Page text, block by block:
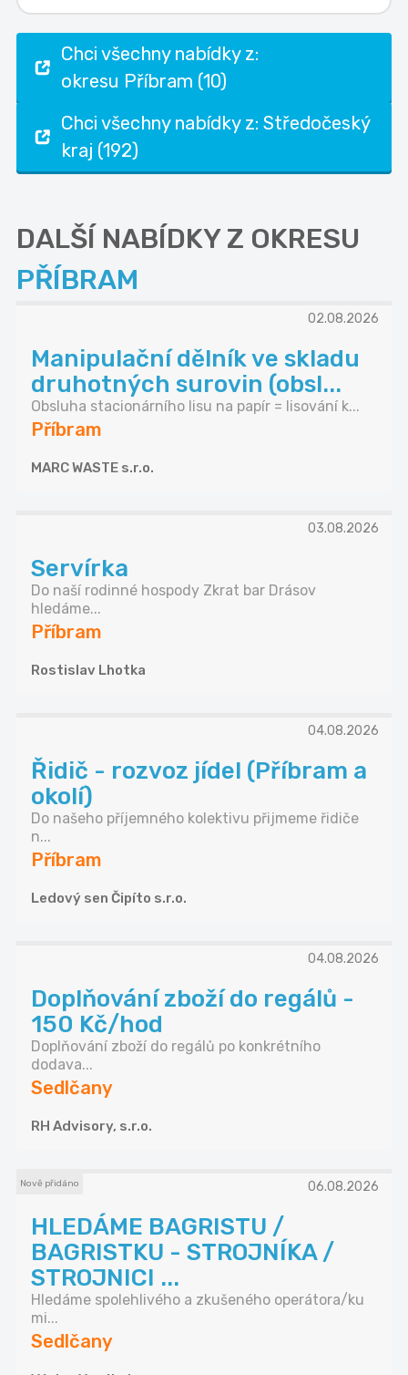
Chci všechny nabídky z:
okresu Příbram (10)
Chci všechny nabídky z: Středočeský
kraj (192)
DALŠÍ NABÍDKY Z OKRESU
PŘÍBRAM
02.08.2026
Manipulační dělník ve skladu
druhotných surovin (obsl...
Obsluha stacionárního lisu na papír = lisování k...
Příbram
MARC WASTE s.r.o.
03.08.2026
Servírka
Do naší rodinné hospody Zkrat bar Drásov
hledáme...
Příbram
Rostislav Lhotka
04.08.2026
Řidič - rozvoz jídel (Příbram a
okolí)
Do našeho příjemného kolektivu přijmeme řidiče
n...
Příbram
Ledový sen Čipíto s.r.o.
04.08.2026
Doplňování zboží do regálů -
150 Kč/hod
Doplňování zboží do regálů po konkrétního
dodava...
Sedlčany
RH Advisory, s.r.o.
Nově přidáno 06.08.2026
HLEDÁME BAGRISTU /
BAGRISTKU - STROJNÍKA /
STROJNICI ...
Hledáme spolehlivého a zkušeného operátora/ku
mi...
Sedlčany